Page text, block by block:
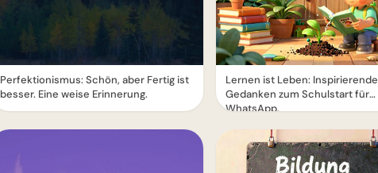
Perfektionismus: Schön, aber Fertig ist
besser. Eine weise Erinnerung.
Lernen ist Leben: Inspirierende
Gedanken zum Schulstart für
WhatsApp.